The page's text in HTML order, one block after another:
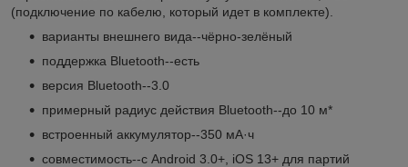
(подключение по кабелю, который идет в комплекте).
варианты внешнего вида--чёрно-зелёный
поддержка Bluetooth--есть
версия Bluetooth--3.0
примерный радиус действия Bluetooth--до 10 м*
встроенный аккумулятор--350 мА·ч
совместимость--с Android 3.0+, iOS 13+ для партий